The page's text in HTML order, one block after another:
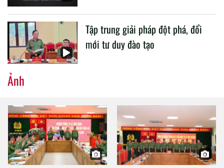
Tập trung giải pháp đột phá, đổi
mới tư duy đào tạo
Ảnh